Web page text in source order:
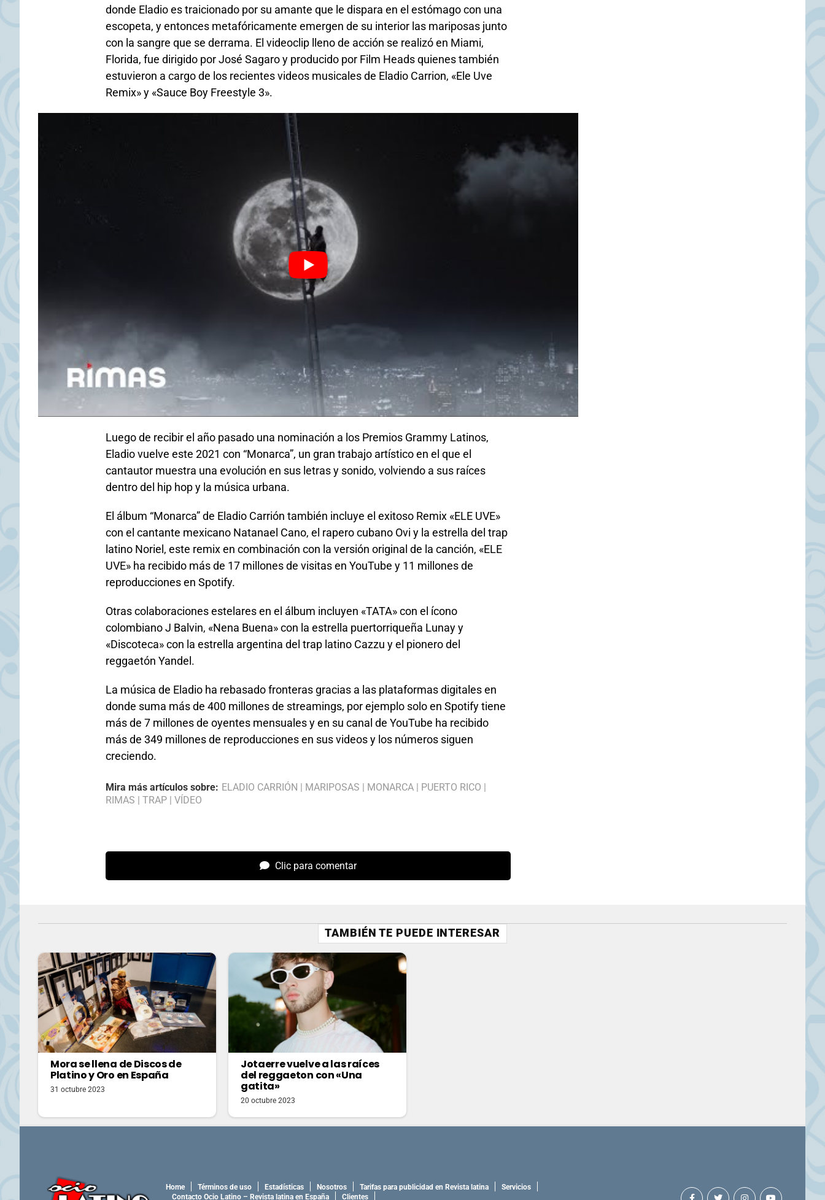
donde Eladio es traicionado por su amante que le dispara en el estómago con una
escopeta, y entonces metafóricamente emergen de su interior las mariposas junto
con la sangre que se derrama. El videoclip lleno de acción se realizó en Miami,
Florida, fue dirigido por José Sagaro y producido por Film Heads quienes también
estuvieron a cargo de los recientes videos musicales de Eladio Carrion, «Ele Uve
Remix» y «Sauce Boy Freestyle 3».
Luego de recibir el año pasado una nominación a los Premios Grammy Latinos,
Eladio vuelve este 2021 con “Monarca”, un gran trabajo artístico en el que el
cantautor muestra una evolución en sus letras y sonido, volviendo a sus raíces
dentro del hip hop y la música urbana.
El álbum “Monarca” de Eladio Carrión también incluye el exitoso Remix «ELE UVE»
con el cantante mexicano Natanael Cano, el rapero cubano Ovi y la estrella del trap
latino Noriel, este remix en combinación con la versión original de la canción, «ELE
UVE» ha recibido más de 17 millones de visitas en YouTube y 11 millones de
reproducciones en Spotify.
Otras colaboraciones estelares en el álbum incluyen «TATA» con el ícono
colombiano J Balvin, «Nena Buena» con la estrella puertorriqueña Lunay y
«Discoteca» con la estrella argentina del trap latino Cazzu y el pionero del
reggaetón Yandel.
La música de Eladio ha rebasado fronteras gracias a las plataformas digitales en
donde suma más de 400 millones de streamings, por ejemplo solo en Spotify tiene
más de 7 millones de oyentes mensuales y en su canal de YouTube ha recibido
más de 349 millones de reproducciones en sus videos y los números siguen
creciendo.
Mira más artículos sobre: ELADIO CARRIÓN | MARIPOSAS | MONARCA | PUERTO RICO |
RIMAS | TRAP | VÍDEO
Clic para comentar
TAMBIÉN TE PUEDE INTERESAR
Mora se llena de Discos de
Platino y Oro en España
31 octubre 2023
Jotaerre vuelve a las raíces
del reggaeton con «Una
gatita»
20 octubre 2023
Home Términos de uso Estadísticas Nosotros Tarifas para publicidad en Revista latina
Servicios
Contacto Ocio Latino – Revista latina en España
Clientes